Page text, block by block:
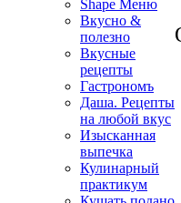
Shape Меню
Вкусно &
полезно
Вкусные
рецепты
Гастрономъ
Даша. Рецепты
на любой вкус
Изысканная
выпечка
Кулинарный
практикум